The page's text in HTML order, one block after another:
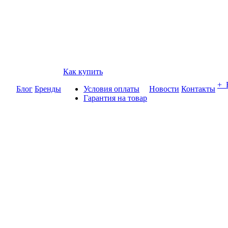
Блог Бренды
Как купить
Условия оплаты
Гарантия на товар
Новости Контакты +